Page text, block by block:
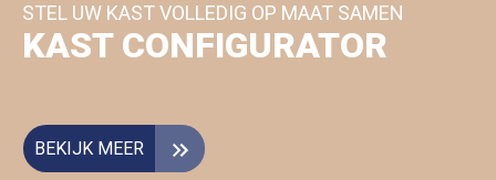
STEL UW KAST VOLLEDIG OP MAAT SAMEN
KAST CONFIGURATOR
BEKIJK MEER